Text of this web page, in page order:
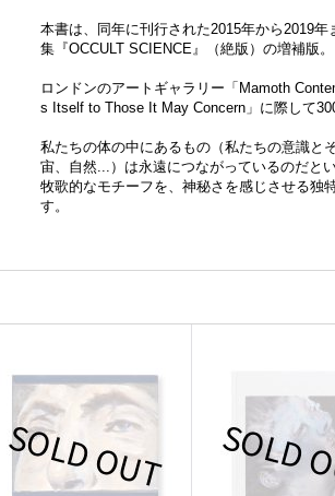
本書は、同年に刊行された2015年から2019
集『OCCULT SCIENCE』（絶版）の増補版。
ロンドンのアートギャラリー「Mamoth
s Itself to Those It May Concern」に際して
私たちの体の中にあるもの（私たちの意識と
宙、自然...）は永遠につながっているのだと
牧歌的なモチーフを、神秘さを感じさせる独
す。